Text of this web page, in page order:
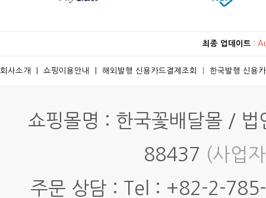
최종 업데이트 :
회사소개 쇼핑이용안내 해외발행 신용카드결제조회 한국발행 신용
쇼핑몰명 : 한국꽃배달몰 /
88437 (사업
주문 상담 : Tel : +82-2-